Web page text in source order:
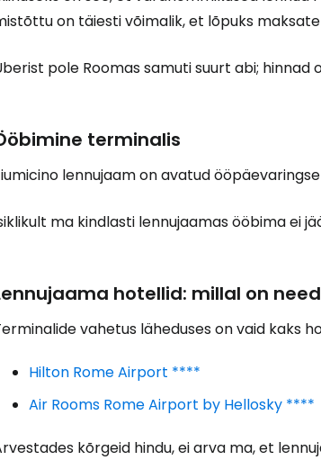
on täiesti võimalik, et lõpuks
pole Roomas samuti suurt abi; hinnad
terminalis
lennujaam on avatud
ma kindlasti lennujaamas ööbima ei
hotellid: millal on
vahetus läheduses on vaid kaks
Hilton Rome Airport ****
Air Rooms Rome Airport by Hellosky ****
kõrgeid hindu, ei arva ma, et